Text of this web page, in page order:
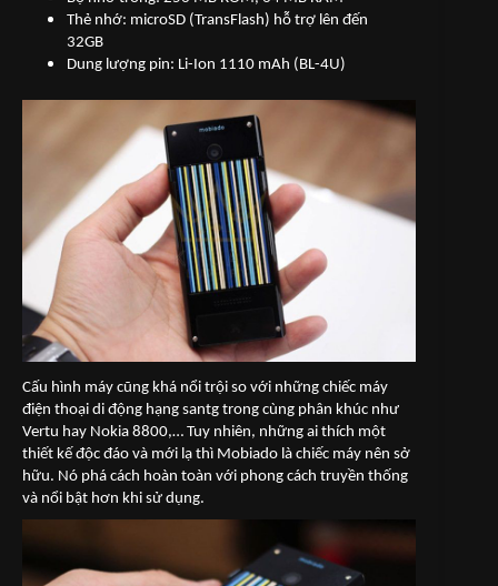
Thẻ nhớ: microSD (TransFlash) hỗ trợ lên đến
32GB
Dung lượng pin: Li-Ion 1110 mAh (BL-4U)
Cấu hình máy cũng khá nổi trội so với những chiếc máy
điện thoại di động hạng santg trong cùng phân khúc như
Vertu hay Nokia 8800,… Tuy nhiên, những ai thích một
thiết kế độc đáo và mới lạ thì Mobiado là chiếc máy nên sở
hữu. Nó phá cách hoàn toàn với phong cách truyền thống
và nổi bật hơn khi sử dụng.